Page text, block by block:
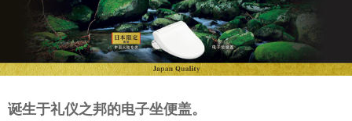
诞生于礼仪之邦的电子坐便盖。